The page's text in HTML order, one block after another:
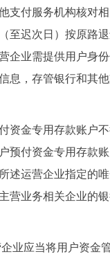
支付服务机构核对
至迟次日）按原路
企业需提供用户身
息，存管银行和其
金专用存款账户不
预付资金专用存款
述运营企业指定的
营业务相关企业的
应当将用户资金